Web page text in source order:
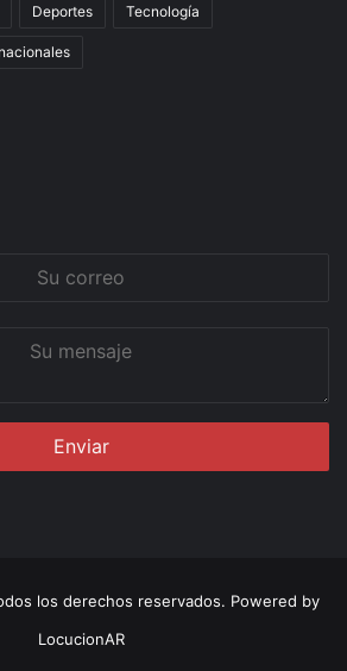
Deportes Tecnología
los derechos reservados. Powered by
LocucionAR